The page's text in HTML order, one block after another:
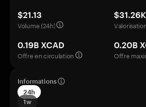
$21.13
Volume (24h)
$31.26K
0.19B XCAD
Offre en circulation
0.20B
Offre
Informations
24h
1w